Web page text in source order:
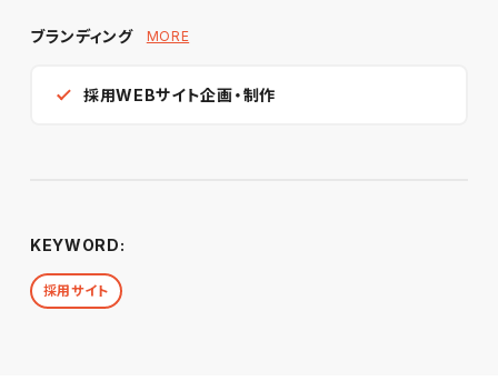
ブランディング MORE
採用WEBサイト企画・制作
KEYWORD:
採用サイト